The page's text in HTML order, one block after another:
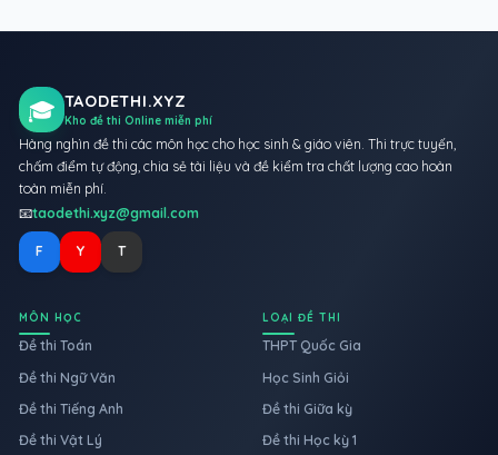
🎓 TAODETHI.XYZ
Kho đề thi Online miễn phí
Hàng nghìn đề thi các môn học cho học sinh & giáo viên. Thi trực tuyến,
chấm điểm tự động, chia sẻ tài liệu và đề kiểm tra chất lượng cao hoàn
toàn miễn phí.
📧taodethi.xyz@gmail.com
F Y T
MÔN HỌC
Đề thi Toán
Đề thi Ngữ Văn
Đề thi Tiếng Anh
Đề thi Vật Lý
LOẠI ĐỀ THI
THPT Quốc Gia
Học Sinh Giỏi
Đề thi Giữa kỳ
Đề thi Học kỳ 1